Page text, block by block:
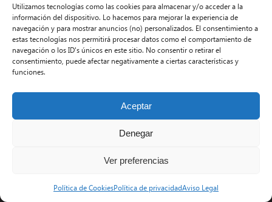
Utilizamos tecnologías como las cookies para almacenar y/o acceder a la
información del dispositivo. Lo hacemos para mejorar la experiencia de
navegación y para mostrar anuncios (no) personalizados. El consentimiento a
estas tecnologías nos permitirá procesar datos como el comportamiento de
navegación o los ID's únicos en este sitio. No consentir o retirar el
consentimiento, puede afectar negativamente a ciertas características y
funciones.
Aceptar
Denegar
Ver preferencias
Política de CookiesPolítica de privacidadAviso Legal
Aviso Legal
Términos y condiciones
Política de privacidad
Contacto
Desarrollo Web por Kiwop